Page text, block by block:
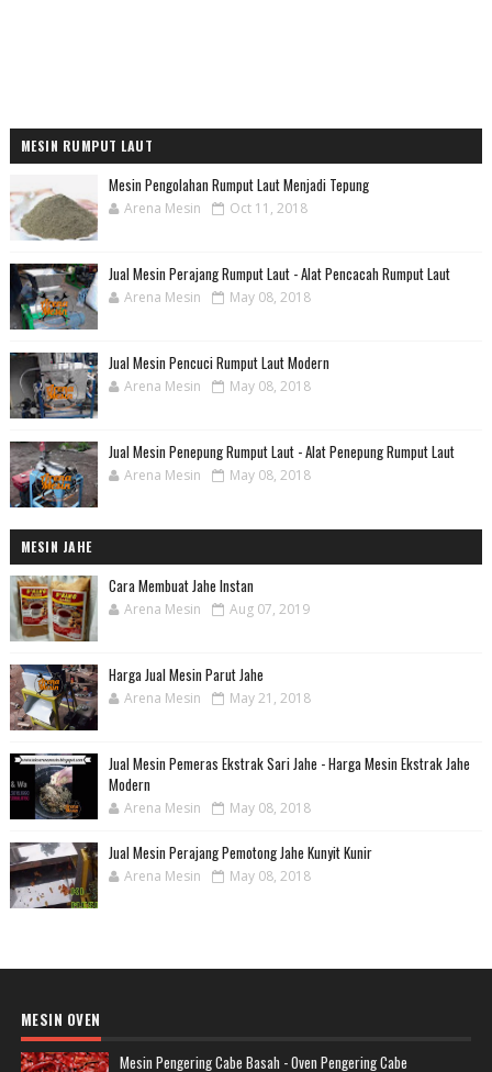
MESIN RUMPUT LAUT
Mesin Pengolahan Rumput Laut Menjadi Tepung
Arena Mesin Oct 11, 2018
Jual Mesin Perajang Rumput Laut - Alat Pencacah Rumput Laut
Arena Mesin May 08, 2018
Jual Mesin Pencuci Rumput Laut Modern
Arena Mesin May 08, 2018
Jual Mesin Penepung Rumput Laut - Alat Penepung Rumput Laut
Arena Mesin May 08, 2018
MESIN JAHE
Cara Membuat Jahe Instan
Arena Mesin Aug 07, 2019
Harga Jual Mesin Parut Jahe
Arena Mesin May 21, 2018
Jual Mesin Pemeras Ekstrak Sari Jahe - Harga Mesin Ekstrak Jahe
Modern
Arena Mesin May 08, 2018
Jual Mesin Perajang Pemotong Jahe Kunyit Kunir
Arena Mesin May 08, 2018
MESIN OVEN
Mesin Pengering Cabe Basah - Oven Pengering Cabe